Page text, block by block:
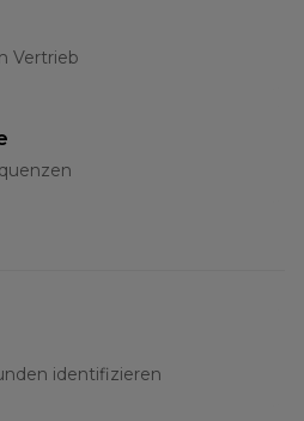
Vertrieb
identifizieren